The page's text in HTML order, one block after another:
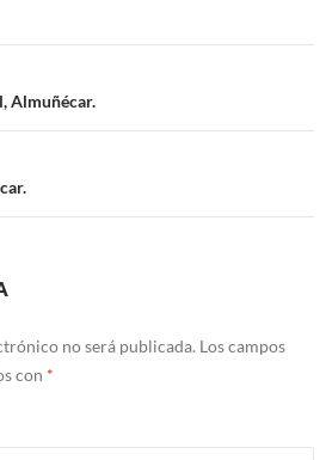
Almuñécar.
no será publicada. Los campos
con *